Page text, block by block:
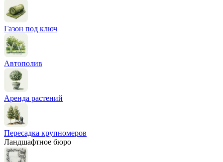
Газон под ключ
Автополив
Аренда растений
Пересадка крупномеров
Ландшафтное бюро